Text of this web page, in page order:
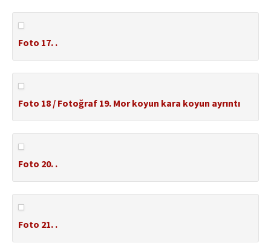
Foto 17. .
Foto 18 / Fotoğraf 19. Mor koyun kara koyun ayrıntı
Foto 20. .
Foto 21. .